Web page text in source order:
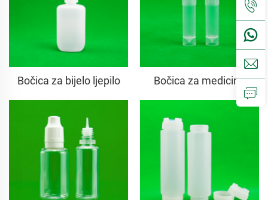
Bočica za bijelo ljepilo Bočica za medicinu